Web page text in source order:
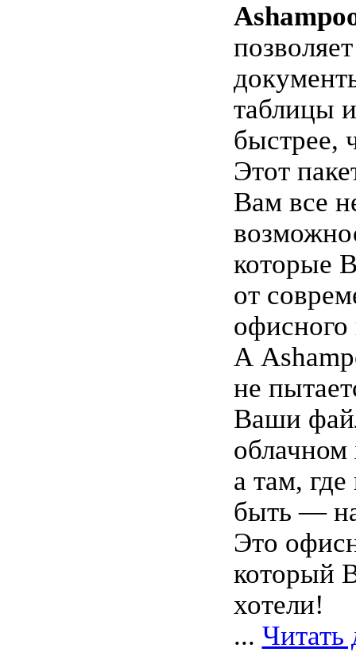
таблицы
быстрее,
Этот
Вам все
которые
от
офисного
А
не
Ваши
а там,
быть —
Это
который
хотели!
... Читать